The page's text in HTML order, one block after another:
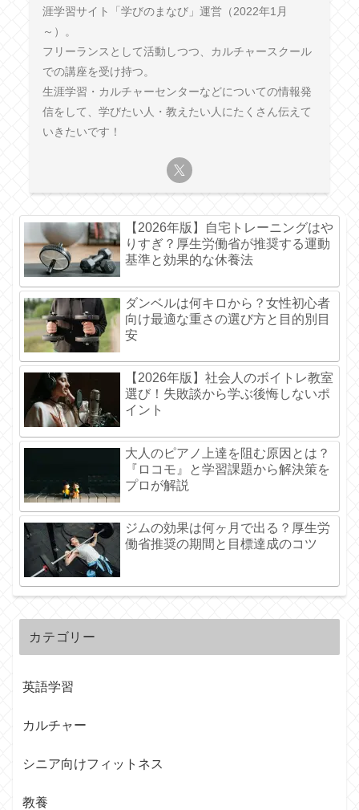
涯学習サイト「学びのまなび」運営（2022年1月
～）。
フリーランスとして活動しつつ、カルチャースクール
での講座を受け持つ。
生涯学習・カルチャーセンターなどについての情報発
信をして、学びたい人・教えたい人にたくさん伝えて
いきたいです！
【2026年版】自宅トレーニングはや
りすぎ？厚生労働省が推奨する運動
基準と効果的な休養法
ダンベルは何キロから？女性初心者
向け最適な重さの選び方と目的別目
安
【2026年版】社会人のボイトレ教室
選び！失敗談から学ぶ後悔しないポ
イント
大人のピアノ上達を阻む原因とは？
『ロコモ』と学習課題から解決策を
プロが解説
ジムの効果は何ヶ月で出る？厚生労
働省推奨の期間と目標達成のコツ
カテゴリー
英語学習
カルチャー
シニア向けフィットネス
教養